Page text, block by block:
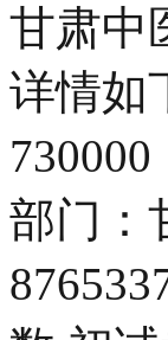
甘肃中医学院2015年硕士研究生招生专业目录已公布，详情如下： 单位代码：10735 邮政编码：730000 地址：甘肃省兰州市城关区定西东路35号 联系部门：甘肃中医学院研究生招生办公室 电话：0931-8765337 传真：0931-8765337 专业 研究方向 拟招生 人 数 初试考试科目 备注 201基础医学院 联系电话：0931-8765406 100501 中医基础理论 01中医藏象学说及其应用研究 Z6M1 ①101思想政治理论②201英语一③307中医综合④--无 限招医学门类本科毕业生 复试考试科目：中医基础理论 02中医养生理论及其应用研究 03中医治则治法理论及其应用研究 100503 中医医史文献 01历代著名医家脾胃学术思想与临床应用研究 Z5M2 ①101思想政治理论②201英语一③307中医综合④--无 复试科目：